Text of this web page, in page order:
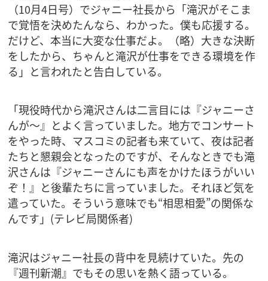
（10月4日号）でジャニー社長から「滝沢がそこま
で覚悟を決めたんなら、わかった。僕も応援する。
だけど、本当に大変な仕事だよ。（略）大きな決断
をしたから、ちゃんと滝沢が仕事をできる環境を作
る」と言われたと告白している。
「現役時代から滝沢さんは二言目には『ジャニーさ
んが～』とよく言っていました。地方でコンサート
をやった時、マスコミの記者も来ていて、夜は記者
たちと懇親会となったのですが、そんなときでも滝
沢さんは『ジャニーさんにも声をかけたほうがいい
ぞ！』と後輩たちに言っていました。それほど気を
遣っていた。そういう意味でも“相思相愛”の関係な
んです」(テレビ局関係者)
滝沢はジャニー社長の背中を見続けていた。先の
『週刊新潮』でもその思いを熱く語っている。